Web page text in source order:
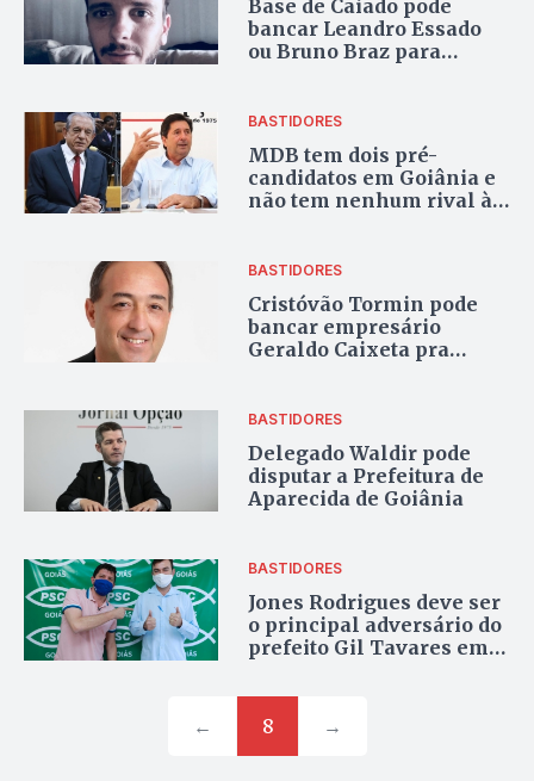
Base de Caiado pode
bancar Leandro Essado
ou Bruno Braz para
BASTIDORES
MDB tem dois pré-
candidatos em Goiânia e
não tem nenhum rival à
BASTIDORES
Cristóvão Tormin pode
bancar empresário
Geraldo Caixeta pra
BASTIDORES
Delegado Waldir pode
disputar a Prefeitura de
Aparecida de Goiânia
BASTIDORES
Jones Rodrigues deve ser
o principal adversário do
prefeito Gil Tavares em
← 8 →